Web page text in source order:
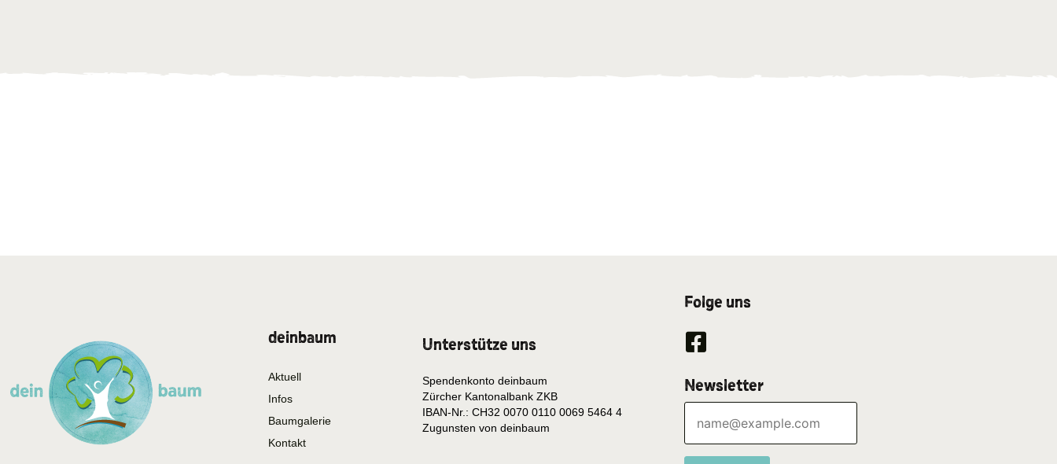
deinbaum
Aktuell
Infos
Baumgalerie
Kontakt
Unterstütze uns
Spendenkonto deinbaum
Zürcher Kantonalbank ZKB
IBAN-Nr.: CH32 0070 0110 0069 5464 4
Zugunsten von deinbaum
Folge uns
Newsletter